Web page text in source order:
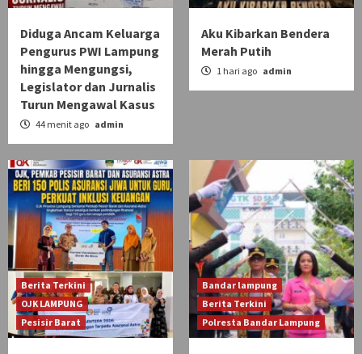
Diduga Ancam Keluarga
Pengurus PWI Lampung
hingga Mengungsi,
Legislator dan Jurnalis
Turun Mengawal Kasus
44 menit ago admin
Aku Kibarkan Bendera
Merah Putih
1 hari ago admin
Berita Terkini
OJK LAMPUNG
Pesisir Barat
Bandar lampung
Berita Terkini
Polresta Bandar Lampung